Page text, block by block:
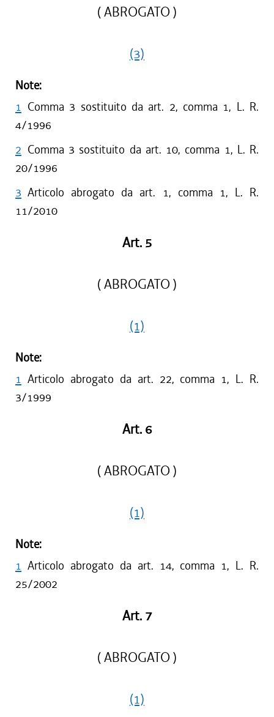
( ABROGATO )
(3)
Note:
1 Comma 3 sostituito da art. 2, comma 1, L. R.
4/1996
2 Comma 3 sostituito da art. 10, comma 1, L. R.
20/1996
3 Articolo abrogato da art. 1, comma 1, L. R.
11/2010
Art. 5
( ABROGATO )
(1)
Note:
1 Articolo abrogato da art. 22, comma 1, L. R.
3/1999
Art. 6
( ABROGATO )
(1)
Note:
1 Articolo abrogato da art. 14, comma 1, L. R.
25/2002
Art. 7
( ABROGATO )
(1)